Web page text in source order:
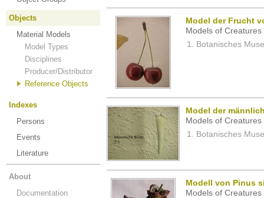
Objects
Material Models
Model Types
Disciplines
Producer/Distributor
Reference Objects
Indexes
Persons
Events
Literature
About
Documentation
Model der Frucht
Models of
Botanisches
Model der
Models of
Botanisches
Modell von Pinus
Models of